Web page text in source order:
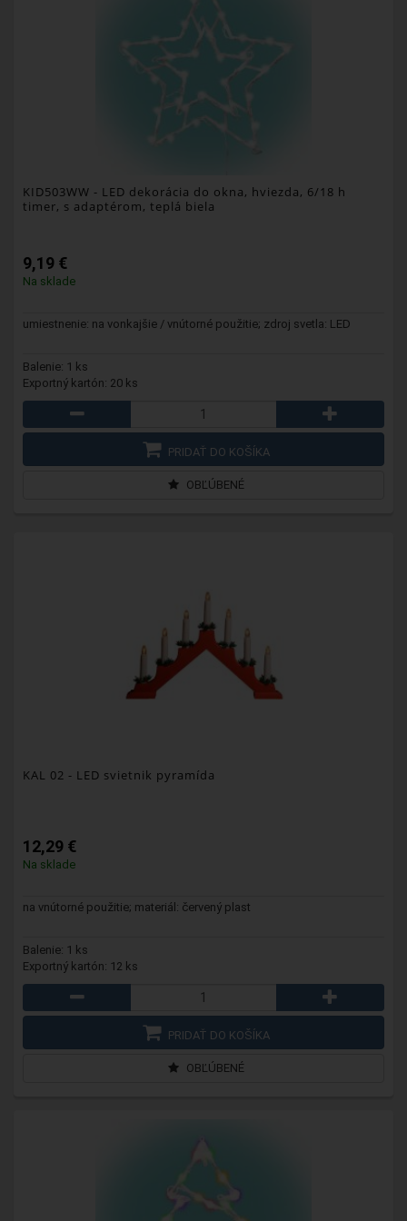
KID503WW - LED dekorácia do okna, hviezda, 6/18 h
timer, s adaptérom, teplá biela
9,19 €
Na sklade
umiestnenie: na vonkajšie / vnútorné použitie; zdroj svetla: LED
Balenie: 1 ks
Exportný kartón: 20 ks
PRIDAŤ DO KOŠÍKA
OBĽÚBENÉ
KAL 02 - LED svietnik pyramída
12,29 €
Na sklade
na vnútorné použitie; materiál: červený plast
Balenie: 1 ks
Exportný kartón: 12 ks
PRIDAŤ DO KOŠÍKA
OBĽÚBENÉ